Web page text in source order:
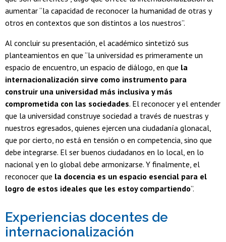
aumentar “la capacidad de reconocer la humanidad de otras y
otros en contextos que son distintos a los nuestros”.
Al concluir su presentación, el académico sintetizó sus
planteamientos en que “la universidad es primeramente un
espacio de encuentro, un espacio de diálogo, en que la
internacionalización sirve como instrumento para
construir una universidad más inclusiva y más
comprometida con las sociedades. El reconocer y el entender
que la universidad construye sociedad a través de nuestras y
nuestros egresados, quienes ejercen una ciudadanía glonacal,
que por cierto, no está en tensión o en competencia, sino que
debe integrarse. El ser buenos ciudadanos en lo local, en lo
nacional y en lo global debe armonizarse. Y finalmente, el
reconocer que la docencia es un espacio esencial para el
logro de estos ideales que les estoy compartiendo”.
Experiencias docentes de
internacionalización